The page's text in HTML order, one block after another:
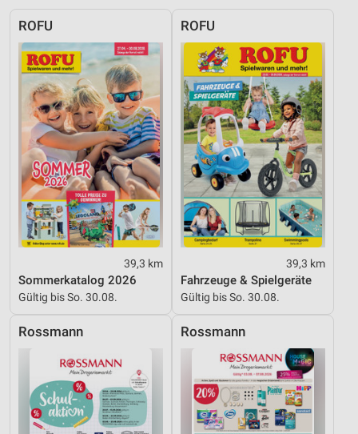
ROFU
39,3 km
Sommerkatalog 2026
Gültig bis So. 30.08.
ROFU
39,3 km
Fahrzeuge & Spielgeräte
Gültig bis So. 30.08.
Rossmann Rossmann
Geräte anhand von aktiv angeforderten
Informationen identifizieren
Nicht-IAB-Verarbeitungszwecke:
Notwendig
Performance
Funktional
Werbung